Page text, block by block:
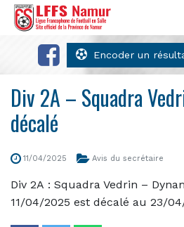
Encoder un
Div 2A – Squadra
décalé
11/04/2025 Avis du secrétaire
Div 2A : Squadra Vedrin –
11/04/2025 est décalé au 23/